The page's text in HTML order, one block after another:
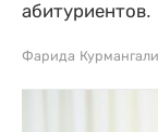
абитуриентов.
Фарида